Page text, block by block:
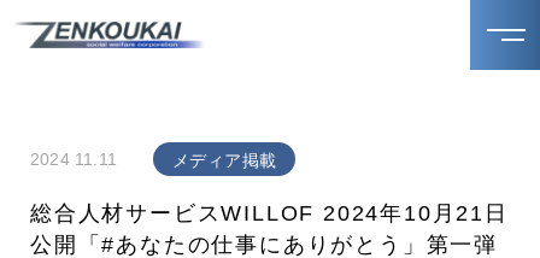
2024 11.11 メディア掲載
総合人材サービスWILLOF 2024年10月21日
公開「#あなたの仕事にありがとう」第一弾